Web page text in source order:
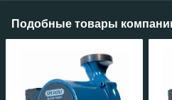
Подобные товары